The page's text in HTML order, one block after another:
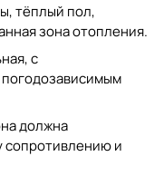
тёплый пол,
зона отопления.
с
должна
сопротивлению и